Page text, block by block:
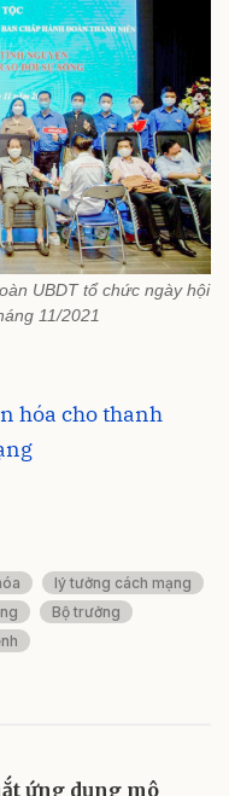
UBDT tổ chức ngày hội
11/2021
hóa cho thanh
lý tưởng cách mạng
Bộ trưởng
ứng dụng mô